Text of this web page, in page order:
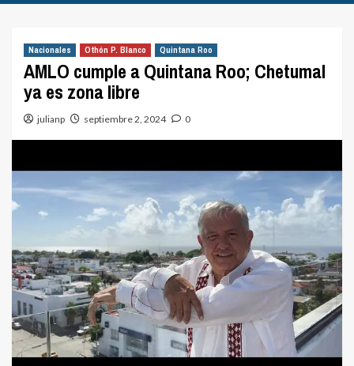
Nacionales Othón P. Blanco Quintana Roo
AMLO cumple a Quintana Roo; Chetumal
ya es zona libre
julianp septiembre 2, 2024 0